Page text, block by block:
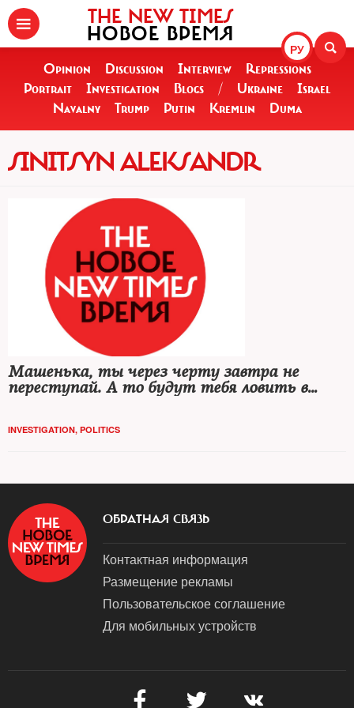
РУ
THE NEW TIMES
НОВОЕ ВРЕМЯ
Opinion Discussion Interview
Repressions
Portrait
Investigation Blogs / Ukraine
Israel
Navalny
Trump Putin Kremlin Duma
SINITSYN ALEKSANDR
Машенька, ты через черту завтра не
переступай. А то будут тебя ловить в
INVESTIGATION, POLITICS
ОБРАТНАЯ СВЯЗЬ
Контактная информация
Размещение рекламы
Пользовательское соглашение
Для мобильных устройств